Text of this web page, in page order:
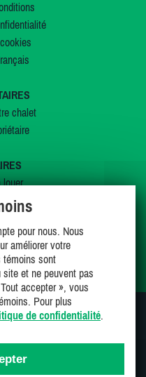
chalet
louer
SUR
pour nous. Nous
améliorer votre
témoins sont
et ne peuvent pas
accepter », vous
Pour plus
de confidentialité.